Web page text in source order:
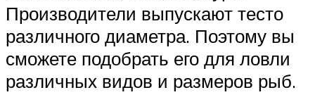
Производители выпускают тесто
различного диаметра. Поэтому вы
сможете подобрать его для ловли
различных видов и размеров рыб.